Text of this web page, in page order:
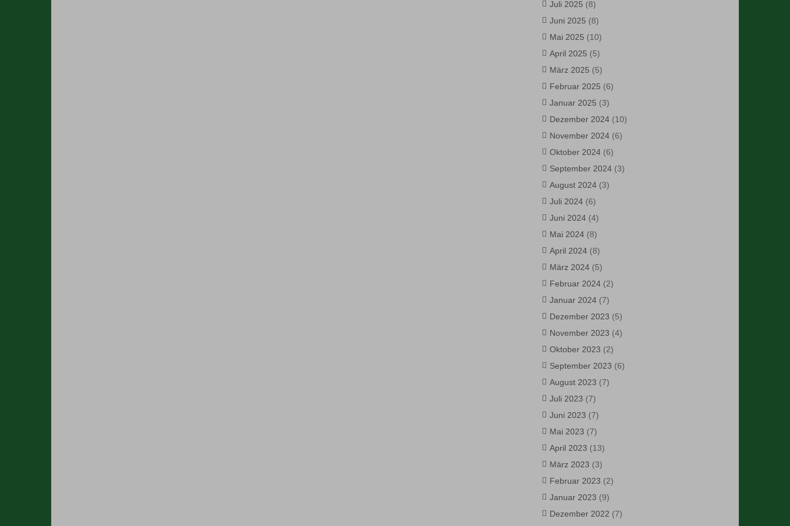
Juli 2025 (8)
Juni 2025 (8)
Mai 2025 (10)
April 2025 (5)
März 2025 (5)
Februar 2025 (6)
Januar 2025 (3)
Dezember 2024(10)
November 2024(6)
Oktober 2024(6)
September 2024(3)
August 2024(3)
Juli 2024(6)
Juni 2024(4)
Mai 2024(8)
April 2024(8)
März 2024(5)
Februar 2024(2)
Januar 2024(7)
Dezember 2023 (5)
November 2023 (4)
Oktober 2023 (2)
September 2023 (6)
August 2023 (7)
Juli 2023 (7)
Juni 2023 (7)
Mai 2023 (7)
April 2023 (13)
März 2023 (3)
Februar 2023 (2)
Januar 2023 (9)
Dezember 2022 (7)